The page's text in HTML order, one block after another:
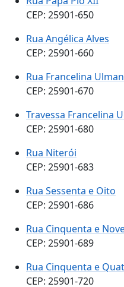
CEP: 25901-650
Rua Angélica Alves
CEP: 25901-660
Rua Francelina
CEP: 25901-670
Travessa Francelina
CEP: 25901-680
Rua Niterói
CEP: 25901-683
Rua Sessenta e Oito
CEP: 25901-686
Rua Cinquenta e
CEP: 25901-689
Rua Cinquenta e
CEP: 25901-720